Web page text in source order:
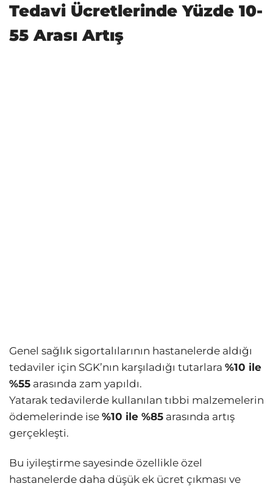
Tedavi Ücretlerinde Yüzde 10-
55 Arası Artış
Genel sağlık sigortalılarının hastanelerde aldığı
tedaviler için SGK’nın karşıladığı tutarlara %10 ile
%55 arasında zam yapıldı.
Yatarak tedavilerde kullanılan tıbbi malzemelerin
ödemelerinde ise %10 ile %85 arasında artış
gerçekleşti.
Bu iyileştirme sayesinde özellikle özel
hastanelerde daha düşük ek ücret çıkması ve